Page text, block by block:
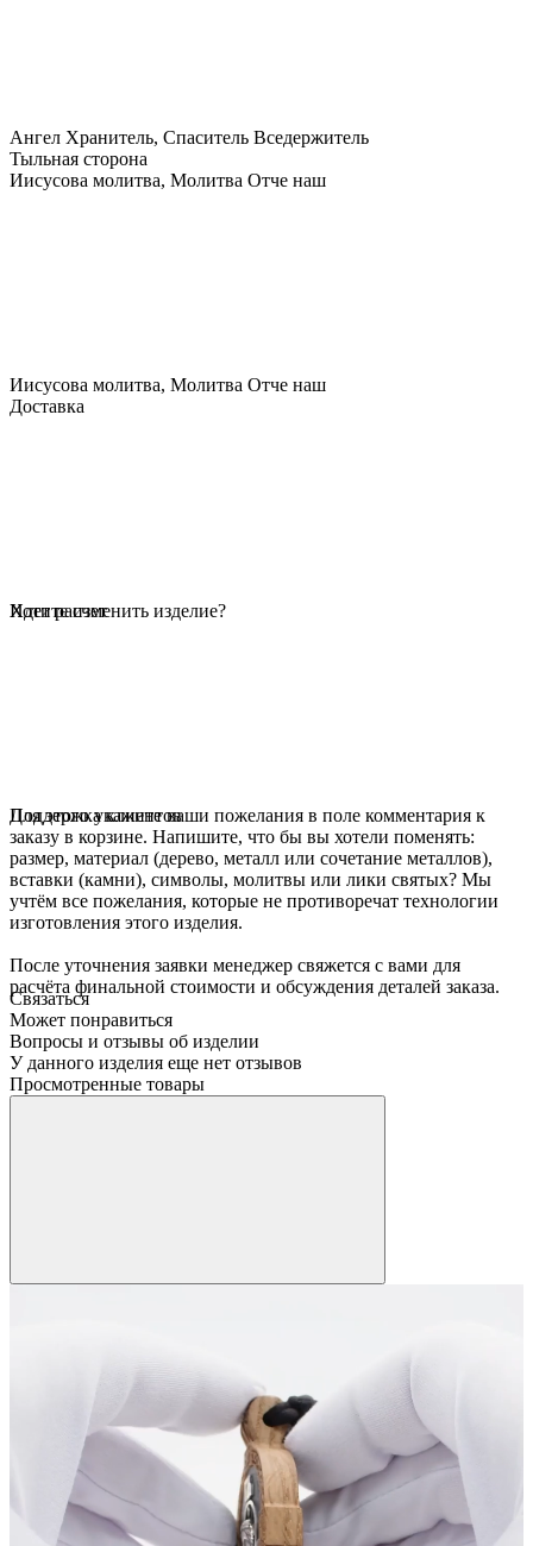
Ангел Хранитель, Спаситель Вседержитель
Тыльная сторона
Иисусова молитва, Молитва Отче наш
Иисусова молитва, Молитва Отче наш
Доставка
Идет расчет
Хотите изменить изделие?
Для этого укажите ваши пожелания в поле комментария к
заказу в корзине. Напишите, что бы вы хотели поменять:
размер, материал (дерево, металл или сочетание металлов),
вставки (камни), символы, молитвы или лики святых? Мы
учтём все пожелания, которые не противоречат технологии
изготовления этого изделия.
После уточнения заявки менеджер свяжется с вами для
расчёта финальной стоимости и обсуждения деталей заказа.
Поддержка клиентов
Связаться
Может понравиться
Вопросы и отзывы об изделии
У данного изделия еще нет отзывов
Просмотренные товары